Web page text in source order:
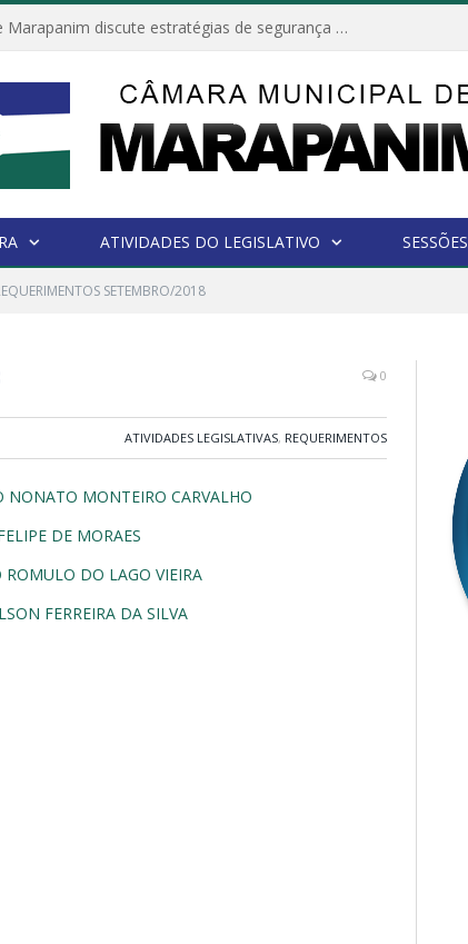
Câmara Municipal de Marapanim discute estratégias de segurança com autoridades e poder executivo
ATIVIDADES DO LEGISLATIVO SESSÕES
SETEMBRO/2018
0
ATIVIDADES LEGISLATIVAS, REQUERIMENTOS
NONATO MONTEIRO CARVALHO
DE MORAES
ROMULO DO LAGO VIEIRA
FERREIRA DA SILVA